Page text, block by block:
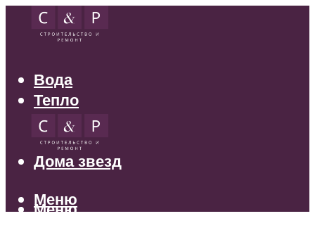
Вода
Тепло
Электрика
Свет
Дома звезд
Меню
Меню